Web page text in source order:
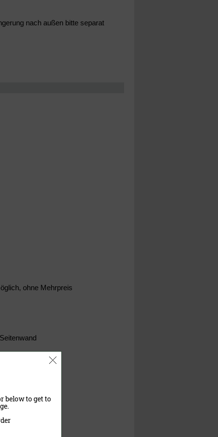
nach außen bitte separat
ohne Mehrpreis
below to get to